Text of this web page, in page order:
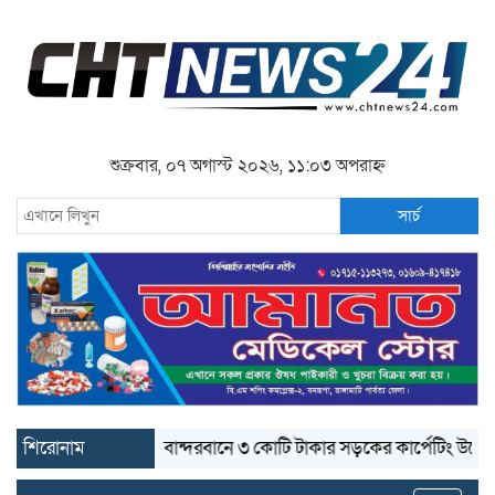
শুক্রবার, ০৭ অগাস্ট ২০২৬, ১১:০৩ অপরাহ্ন
সার্চ
শিরোনাম বান্দরবানে ৩ কোটি টাকার সড়কের কার্পেটিং উঠে যাচ্ছে